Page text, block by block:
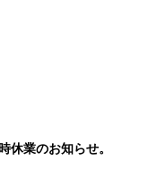
休業のお知らせ。